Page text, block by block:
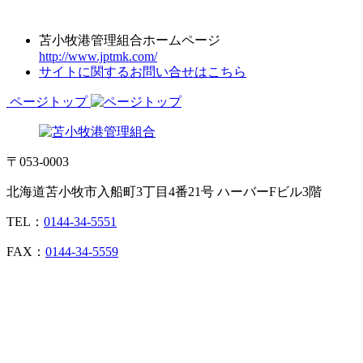
苫小牧港管理組合ホームページ
http://www.jptmk.com/
サイトに関するお問い合せはこちら
ページトップ
〒053-0003
北海道苫小牧市入船町3丁目4番21号 ハーバーFビル3階
TEL： 0144-34-5551
FAX： 0144-34-5559